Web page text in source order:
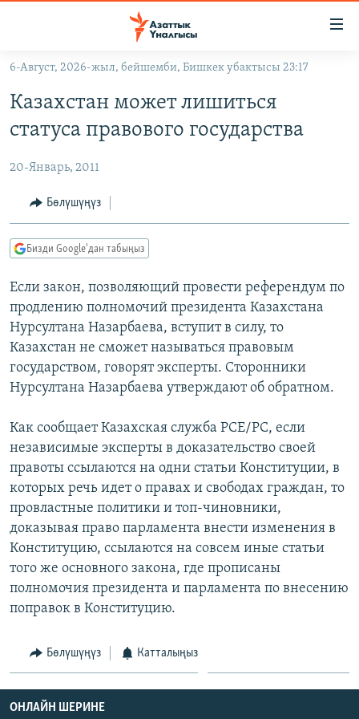
Навигацияга
өтүңүз
салыңызКЫРГЫЗСТАН
САЯСАТ
ЭКОНОМИКА
ДҮЙНӨ
ДҮЙНӨ
БОРБОР АЗИЯ
УКРАИНА
АТАЙЫН ИЛИКТӨӨ
БҮГҮН АЗАТТЫКТА
ЭКСПЕРТТЕР ТАЛДАЙТ
БИЗ ЖАНА ДҮЙНӨ
ДАНИСТЕ
ЭЖЕ-СИҢДИЛЕР
ЫҢГАЙСЫЗ СУРООЛОР
ПОДКАСТ
ӨЗГӨЧӨ ПИКИР
Русский
ОНЛАЙН ШЕРИНЕ
ЭЕ/АРнун бардык сайттары
6-Август, 2026-жыл, бейшемби, Бишкек убактысы 23:17
Казахстан может лишиться
статуса правового государства
20-Январь, 2011
Бөлүшүңүз
Бизди Google'дан табыңыз
Если закон, позволяющий провести референдум по
продлению полномочий президента Казахстана
Нурсултана Назарбаева, вступит в силу, то
Казахстан не cможет называться правовым
государством, говорят эксперты. Сторонники
Нурсултана Назарбаева утверждают об обратном.
Как сообщает Казахская служба РСЕ/РС, если
независимые эксперты в доказательство своей
правоты ссылаются на одни статьи Конституции, в
которых речь идет о правах и свободах граждан, то
провластные политики и топ-чиновники,
доказывая право парламента внести изменения в
Конституцию, ссылаются на совсем иные статьи
того же основного закона, где прописаны
полномочия президента и парламента по внесению
поправок в Конституцию.
Бөлүшүңүз Катталыңыз
ОНЛАЙН ШЕРИНЕ